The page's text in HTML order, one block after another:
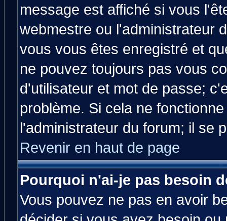
message est affiché si vous
webmestre ou l'administrateur
vous vous êtes enregistré et
ne pouvez toujours pas vous
d'utilisateur et mot de passe;
problème. Si cela ne
l'administrateur du forum; il se
Revenir en haut de page
Pourquoi n'ai-je pas besoin
Vous pouvez ne pas en avoir